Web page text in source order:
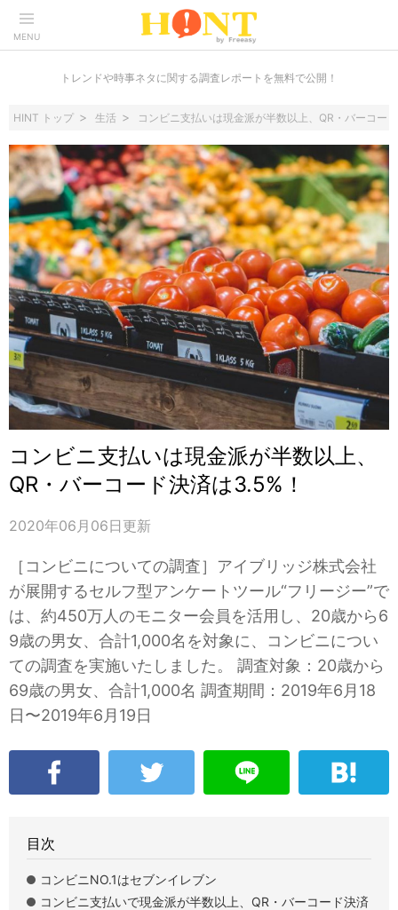
MENU
トレンドや時事ネタに関する調査レポートを無料で公開！
HINT トップ 生活 コンビニ支払いは現金派が半数以上、QR・バーコー
コンビニ支払いは現金派が半数以上、
QR・バーコード決済は3.5%！
2020年06月06日 更新
［コンビニについての調査］アイブリッジ株式会社
が展開するセルフ型アンケートツール“フリージー”で
は、約450万人のモニター会員を活用し、20歳から6
9歳の男女、合計1,000名を対象に、コンビニについ
ての調査を実施いたしました。 調査対象：20歳から
69歳の男女、合計1,000名 調査期間：2019年6月18
日〜2019年6月19日
目次
コンビニNO.1はセブンイレブン
コンビニ支払いで現金派が半数以上、QR・バーコード決済